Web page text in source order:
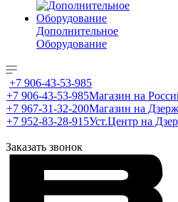
Дополнительное
Оборудование
+7 906-43-53-985
+7 906-43-53-985Магазин на
+7 967-31-32-200Магазин на
+7 952-83-28-915Уст.Центр на
Заказать звонок